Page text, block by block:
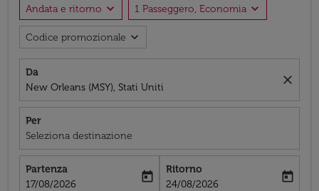
Andata e ritorno expand_more 1 Passeggero, Economia expand_more
Codice promozionale expand_more
Da
New Orleans (MSY), Stati Uniti
close
Per
Seleziona destinazione
Partenza
fc-booking-departure-date-aria-label
17/08/2026
today
Ritorno
fc-booking-return-date-aria-label
24/08/2026
today